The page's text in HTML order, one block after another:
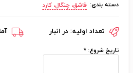
دسته بندی: قاشق، چنگال، کارد
تعداد اولیه: در انبار
تاریخ شروع: *